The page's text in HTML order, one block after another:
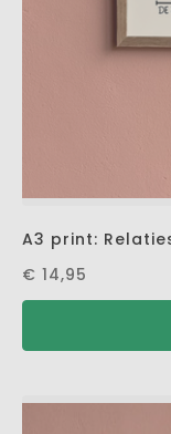
A3 print:
€ 14,95